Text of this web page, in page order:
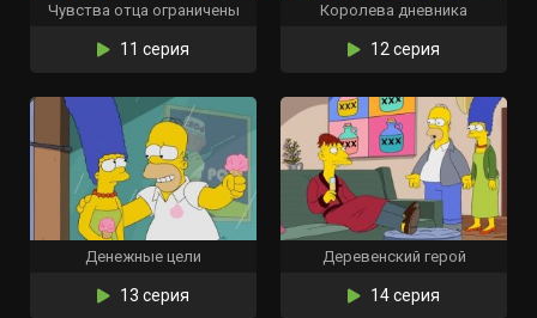
Чувства отца ограничены
11 серия
Королева дневника
12 серия
Денежные цели
13 серия
Деревенский герой
14 серия